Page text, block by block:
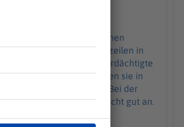
Der Mord an einer britischen
Studentin machte Schlagzeilen in
aller Welt. Die damals Verdächtigte
arbeitet den Prozess gegen sie in
einer Comedy-Show auf. Bei der
Familie kommt das gar nicht gut an.